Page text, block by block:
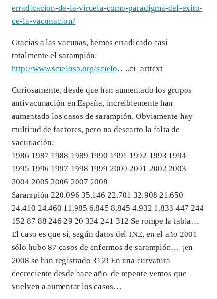
erradicacion-de-la-viruela-como-paradigma-del-exito-
de-la-vacunacion/
Gracias a las vacunas, hemos erradicado casi
totalmente el sarampión:
http://www.scielosp.org/scielo…..ci_arttext
Curiosamente, desde que han aumentado los grupos
antivacunación en España, increiblemente han
aumentado los casos de sarampión. Obviamente hay
multitud de factores, pero no descarto la falta de
vacunación:
1986 1987 1988 1989 1990 1991 1992 1993 1994
1995 1996 1997 1998 1999 2000 2001 2002 2003
2004 2005 2006 2007 2008
Sarampión 220.096 35.146 22.701 32.908 21.650
24.410 24.460 11.985 6.845 8.845 4.932 1.838 447 244
152 87 88 246 29 20 334 241 312 Se rompe la tabla…
El caso es que si, según datos del INE, en el año 2001
sólo hubo 87 casos de enfermos de sarampión… ¡en
2008 se han registrado 312! En una curvatura
decreciente desde hace año, de repente vemos que
vuelven a aumentar los casos…